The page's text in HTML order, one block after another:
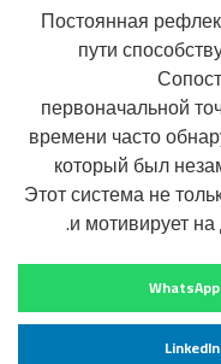
Постоянная
пути
первоначальной
времени часто
который был
Этот система не
и мотивирует
WhatsApp
LinkedIn